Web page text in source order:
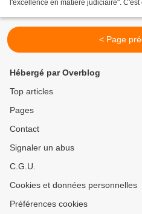
l'excellence en matière judiciaire".
< Page
Hébergé par Overblog
Top articles
Pages
Contact
Signaler un abus
C.G.U.
Cookies et données personnelles
Préférences cookies